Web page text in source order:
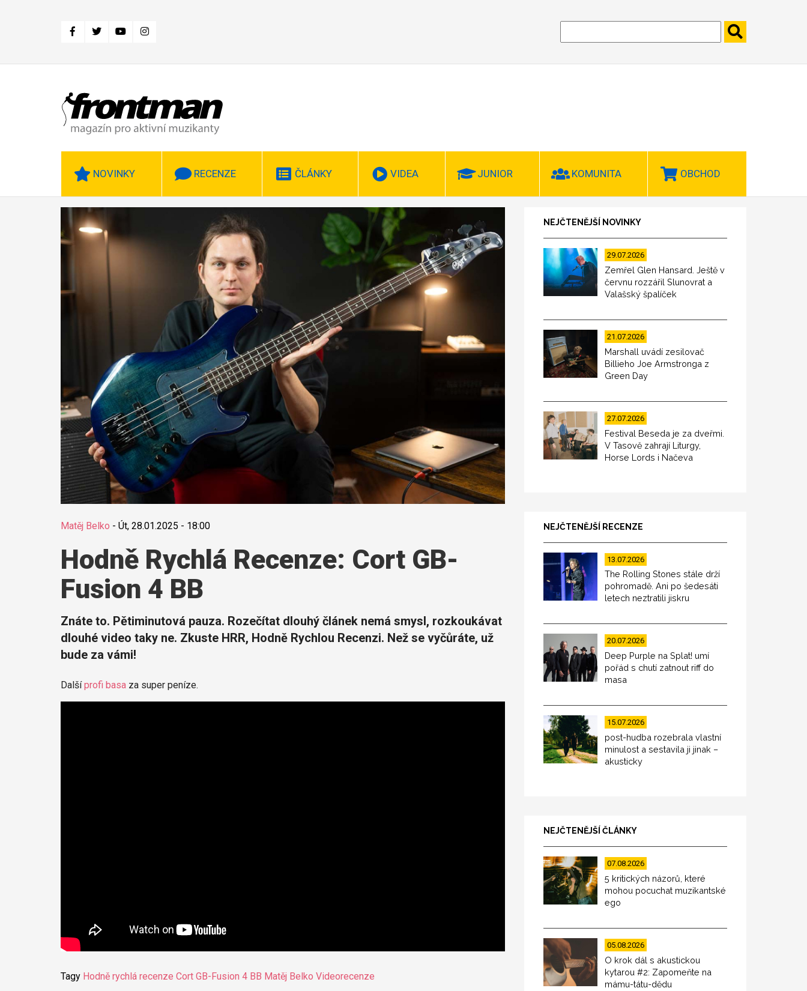
NOVINKY RECENZE ČLÁNKY VIDEA JUNIOR KOMUNITA OBCHOD
Matěj Belko - Út, 28.01.2025 - 18:00
Hodně Rychlá Recenze: Cort GB-
Fusion 4 BB
Znáte to. Pětiminutová pauza. Rozečítat dlouhý článek nemá smysl, rozkoukávat
dlouhé video taky ne. Zkuste HRR, Hodně Rychlou Recenzi. Než se vyčůráte, už
bude za vámi!
Dalšíprofi basaza super peníze.
Tagy Hodně rychlá recenze Cort GB-Fusion 4 BB Matěj Belko Videorecenze
NEJČTENĚJŠÍ NOVINKY
29.07.2026
Zemřel Glen Hansard. Ještě v
červnu rozzářil Slunovrat a
Valašský špalíček
21.07.2026
Marshall uvádí zesilovač
Billieho Joe Armstronga z
Green Day
27.07.2026
Festival Beseda je za dveřmi.
V Tasově zahrají Liturgy,
Horse Lords i Načeva
NEJČTENĚJŠÍ RECENZE
13.07.2026
The Rolling Stones stále drží
pohromadě. Ani po šedesáti
letech neztratili jiskru
20.07.2026
Deep Purple na Splat! umí
pořád s chutí zatnout riff do
masa
15.07.2026
post-hudba rozebrala vlastní
minulost a sestavila ji jinak –
akusticky
NEJČTENĚJŠÍ ČLÁNKY
07.08.2026
5 kritických názorů, které
mohou pocuchat muzikantské
ego
05.08.2026
O krok dál s akustickou
kytarou #2: Zapomeňte na
mámu-tátu-dědu